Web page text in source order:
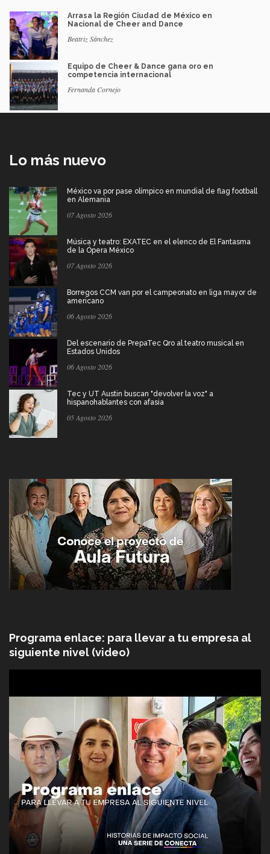
Arrasa la Región Ciudad de México en
Nacional de Cheer and Dance
Beatriz Sánchez
Equipo de Cheer & Dance gana oro en
competencia internacional
Fernanda Cornejo
Lo más nuevo
México va por pase olímpico en mundial de flag football
en Alemania
07 Agosto 2026
Música y teatro: EXATEC en el elenco de El Fantasma
de la Ópera México
07 Agosto 2026
Borregos CCM van por el campeonato en liga mayor de
americano
06 Agosto 2026
Del escenario de PrepaTec Qro al teatro musical en
Estados Unidos
06 Agosto 2026
Tec y UT Austin buscan "devolver la voz" a
hispanohablantes con afasia
05 Agosto 2026
Programa enlace: para llevar a tu empresa al
siguiente nivel (video)